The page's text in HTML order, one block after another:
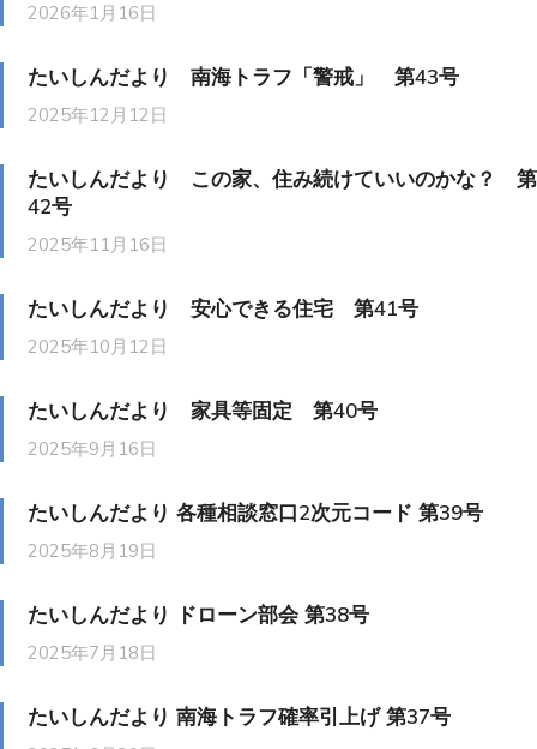
2026年1月16日
たいしんだより 南海トラフ「警戒」 第43号
2025年12月12日
たいしんだより この家、住み続けていいのかな？ 第
42号
2025年11月16日
たいしんだより 安心できる住宅 第41号
2025年10月12日
たいしんだより 家具等固定 第40号
2025年9月16日
たいしんだより 各種相談窓口2次元コード 第39号
2025年8月19日
たいしんだより ドローン部会 第38号
2025年7月18日
たいしんだより 南海トラフ確率引上げ 第37号